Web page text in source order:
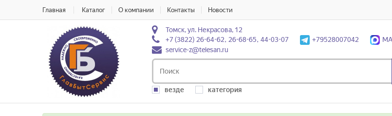
Главная Каталог О компании Контакты Новости
Томск, ул. Некрасова, 12
+7 (3822) 26-64-62, 26-68-65, 44-03-07
+79528007042
service-z@telesan.ru
везде категория